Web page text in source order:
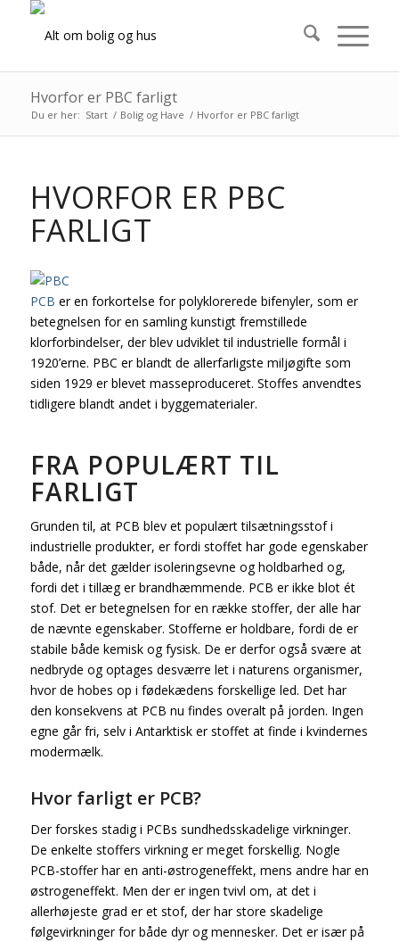
Hvorfor er PBC farligt
Du er her: Start / Bolig og Have / Hvorfor er PBC farligt
HVORFOR ER PBC
FARLIGT
PCB er en forkortelse for polyklorerede bifenyler, som er
betegnelsen for en samling kunstigt fremstillede
klorforbindelser, der blev udviklet til industrielle formål i
1920’erne. PBC er blandt de allerfarligste miljøgifte som
siden 1929 er blevet masseproduceret. Stoffes anvendtes
tidligere blandt andet i byggematerialer.
FRA POPULÆRT TIL
FARLIGT
Grunden til, at PCB blev et populært tilsætningsstof i
industrielle produkter, er fordi stoffet har gode egenskaber
både, når det gælder isoleringsevne og holdbarhed og,
fordi det i tillæg er brandhæmmende. PCB er ikke blot ét
stof. Det er betegnelsen for en række stoffer, der alle har
de nævnte egenskaber. Stofferne er holdbare, fordi de er
stabile både kemisk og fysisk. De er derfor også svære at
nedbryde og optages desværre let i naturens organismer,
hvor de hobes op i fødekædens forskellige led. Det har
den konsekvens at PCB nu findes overalt på jorden. Ingen
egne går fri, selv i Antarktisk er stoffet at finde i kvindernes
modermælk.
Hvor farligt er PCB?
Der forskes stadig i PCBs sundhedsskadelige virkninger.
De enkelte stoffers virkning er meget forskellig. Nogle
PCB-stoffer har en anti-østrogeneffekt, mens andre har en
østrogeneffekt. Men der er ingen tvivl om, at det i
allerhøjeste grad er et stof, der har store skadelige
følgevirkninger for både dyr og mennesker. Det er især på